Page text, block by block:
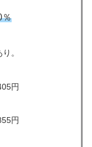
％
。
円
円